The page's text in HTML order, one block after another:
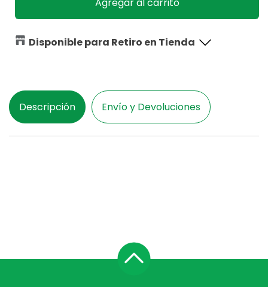
Agregar al carrito
Disponible para Retiro en Tienda
Descripción Envío y Devoluciones